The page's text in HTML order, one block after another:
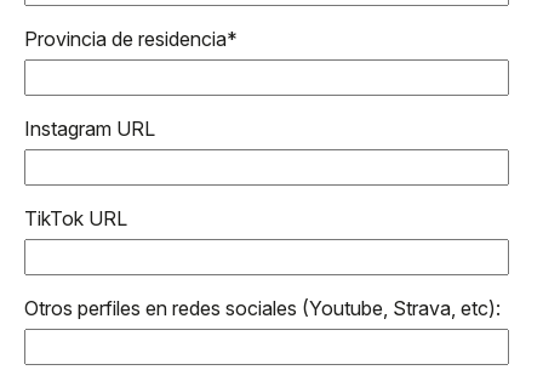
Provincia de residencia*
Instagram URL
TikTok URL
Otros perfiles en redes sociales (Youtube, Strava, etc):